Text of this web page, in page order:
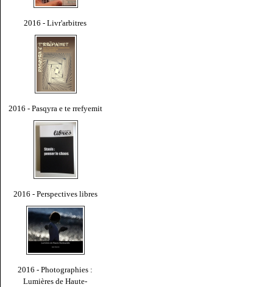
2016 - Livr'arbitres
2016 - Pasqyra e te rrefyemit
2016 - Perspectives libres
2016 - Photographies :
Lumières de Haute-